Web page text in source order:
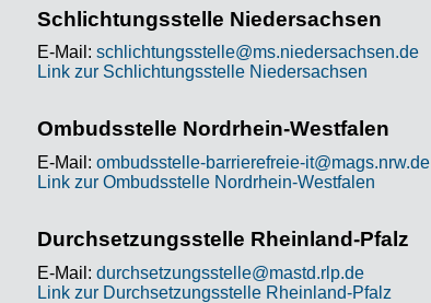
Schlichtungsstelle Niedersachsen
E-Mail: schlichtungsstelle@ms.niedersachsen.de
Link zur Schlichtungsstelle Niedersachsen
Ombudsstelle Nordrhein-Westfalen
E-Mail: ombudsstelle-barrierefreie-it@mags.nrw.de
Link zur Ombudsstelle Nordrhein-Westfalen
Durchsetzungsstelle Rheinland-Pfalz
E-Mail: durchsetzungsstelle@mastd.rlp.de
Link zur Durchsetzungsstelle Rheinland-Pfalz